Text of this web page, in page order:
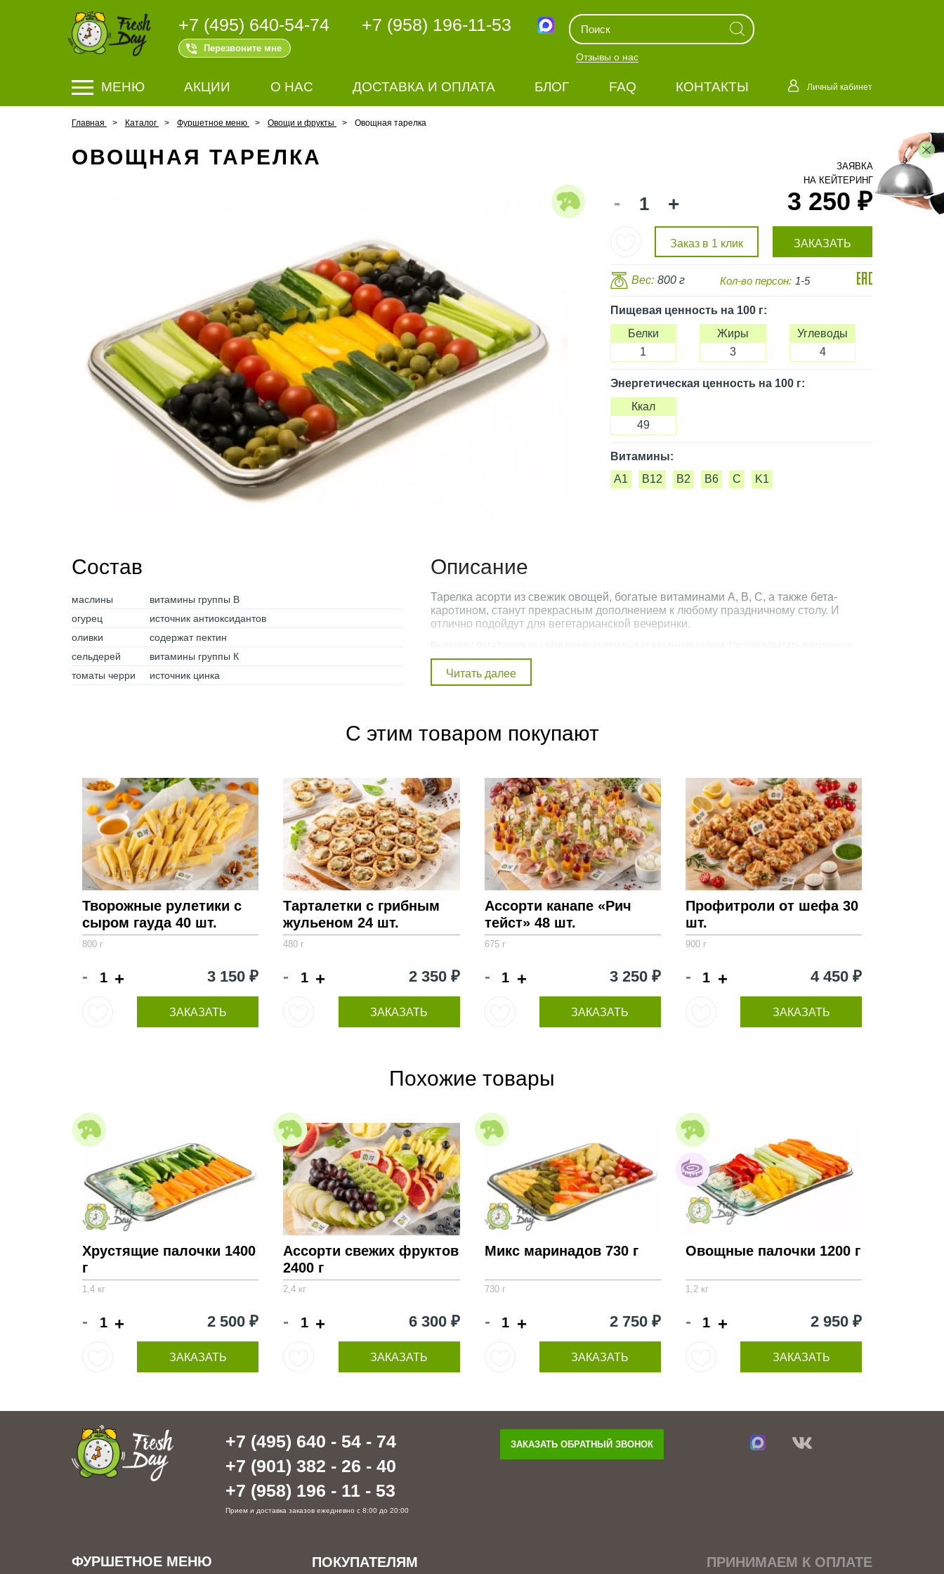
+7 (495) 640-54-74
Перезвоните мне
+7 (958) 196-11-53
Отзывы о нас
МЕНЮ АКЦИИ О НАС ДОСТАВКА И ОПЛАТА БЛОГ FAQ КОНТАКТЫ Личный кабинет
Главная Каталог Фуршетное меню Овощи и фрукты Овощная тарелка
ОВОЩНАЯ ТАРЕЛКА
- + 3 250 ₽
Заказ в 1 клик ЗАКАЗАТЬ
Вес: 800 г Кол-во персон: 1-5
Пищевая ценностьна 100 г:
Белки
1
Жиры
3
Углеводы
4
Энергетическая ценностьна 100 г:
Ккал
49
Витамины:
A1
B12 B2 B6 C K1
Состав
маслины
витамины группы B
огурец
источник антиоксидантов
оливки
содержат пектин
сельдерей
витамины группы К
томаты черри
источник цинка
Описание
Тарелка асорти из свежик овощей, богатые витаминами А, B, C, а также бета-
каротином, станут прекрасным дополнением к любому праздничному столу. И
отлично подойдут для вегетарианской вечеринки.
состав набора в описании для получения полной информации.
Присутствует в наборах:
С этим товаром покупают
Творожные рулетики с
сыром гауда 40 шт.
800 г
- + 3 150 ₽
ЗАКАЗАТЬ
Тарталетки с грибным
жульеном 24 шт.
480 г
- + 2 350 ₽
ЗАКАЗАТЬ
Ассорти канапе «Рич
тейст» 48 шт.
675 г
- + 3 250 ₽
ЗАКАЗАТЬ
Профитроли от шефа 30
шт.
900 г
- + 4 450 ₽
ЗАКАЗАТЬ
Похожие товары
Хрустящие палочки 1400
г
1,4 кг
- + 2 500 ₽
ЗАКАЗАТЬ
Ассорти свежих фруктов
2400 г
2,4 кг
- + 6 300 ₽
ЗАКАЗАТЬ
Микс маринадов 730 г
730 г
- + 2 750 ₽
ЗАКАЗАТЬ
Овощные палочки 1200 г
1,2 кг
- + 2 950 ₽
ЗАКАЗАТЬ
+7 (495) 640 - 54 - 74
+7 (901) 382 - 26 - 40
+7 (958) 196 - 11 - 53
Прием и доставка заказов ежедневно с 8:00 до 20:00
ЗАКАЗАТЬ ОБРАТНЫЙ ЗВОНОК
ФУРШЕТНОЕ МЕНЮ ПОКУПАТЕЛЯМ ПРИНИМАЕМ К ОПЛАТЕ
ЗАЯВКА
НА КЕЙТЕРИНГ